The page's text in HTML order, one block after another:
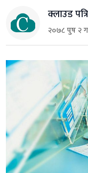
क्लाउड
२०७८ पुष २